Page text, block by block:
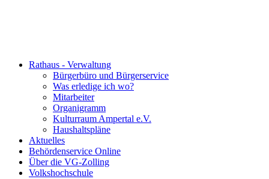
Rathaus - Verwaltung
Bürgerbüro und Bürgerservice
Was erledige ich wo?
Mitarbeiter
Organigramm
Kulturraum Ampertal e.V.
Haushaltspläne
Aktuelles
Behördenservice Online
Über die VG-Zolling
Volkshochschule